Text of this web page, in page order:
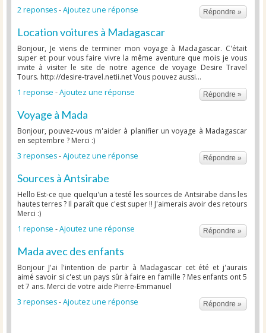
Répondre »
2 reponses-Ajoutez une réponse
Location voitures à Madagascar
Bonjour, Je viens de terminer mon voyage à Madagascar. C'était
super et pour vous faire vivre la même aventure que mois je vous
invite à visiter le site de notre agence de voyage Desire Travel
Tours. http://desire-travel.netii.net Vous pouvez aussi...
Répondre »
1 reponse -Ajoutez une réponse
Voyage à Mada
Bonjour, pouvez-vous m'aider à planifier un voyage à Madagascar
en septembre ? Merci :)
Répondre »
3 reponses-Ajoutez une réponse
Sources à Antsirabe
Hello Est-ce que quelqu'un a testé les sources de Antsirabe dans les
hautes terres ? Il paraît que c'est super !! J'aimerais avoir des retours
Merci :)
Répondre »
1 reponse -Ajoutez une réponse
Mada avec des enfants
Bonjour J'ai l'intention de partir à Madagascar cet été et j'aurais
aimé savoir si c'est un pays sûr à faire en famille ? Mes enfants ont 5
et 7 ans. Merci de votre aide Pierre-Emmanuel
Répondre »
3 reponses-Ajoutez une réponse